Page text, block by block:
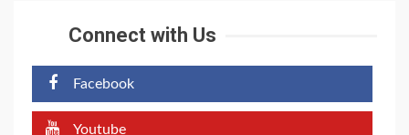
Connect with Us
Facebook
Youtube